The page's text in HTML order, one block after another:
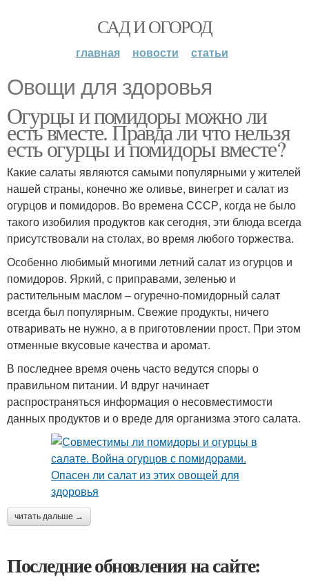
САД И ОГОРОД
главная новости статьи
Овощи для здоровья
Огурцы и помидоры можно ли
есть вместе. Правда ли что нельзя
есть огурцы и помидоры вместе?
Какие салаты являются самыми популярными у жителей
нашей страны, конечно же оливье, винегрет и салат из
огурцов и помидоров. Во времена СССР, когда не было
такого изобилия продуктов как сегодня, эти блюда всегда
присутствовали на столах, во время любого торжества.
Особенно любимый многими летний салат из огурцов и
помидоров. Яркий, с приправами, зеленью и
растительным маслом – огуречно-помидорный салат
всегда был популярным. Свежие продукты, ничего
отваривать не нужно, а в приготовлении прост. При этом
отменные вкусовые качества и аромат.
В последнее время очень часто ведутся споры о
правильном питании. И вдруг начинает
распространяться информация о несовместимости
данных продуктов и о вреде для организма этого салата.
читать дальше →
Последние обновления на сайте: